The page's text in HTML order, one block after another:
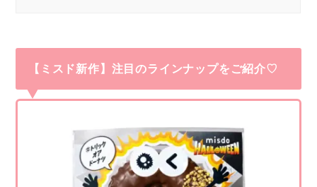
【ミスド新作】注目のラインナップをご紹介♡